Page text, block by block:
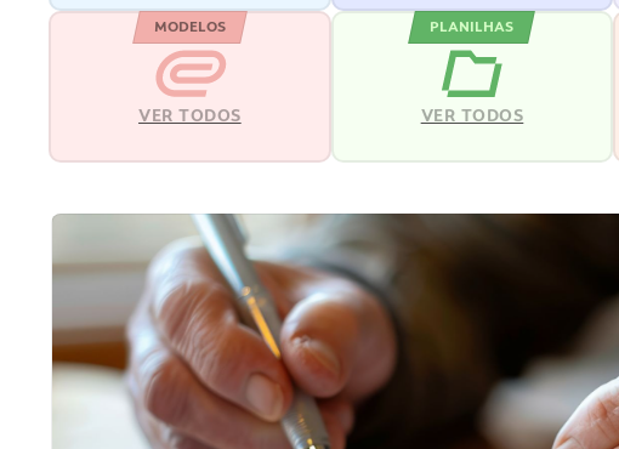
MODELOS
VER TODOS
PLANILHAS
VER TODOS